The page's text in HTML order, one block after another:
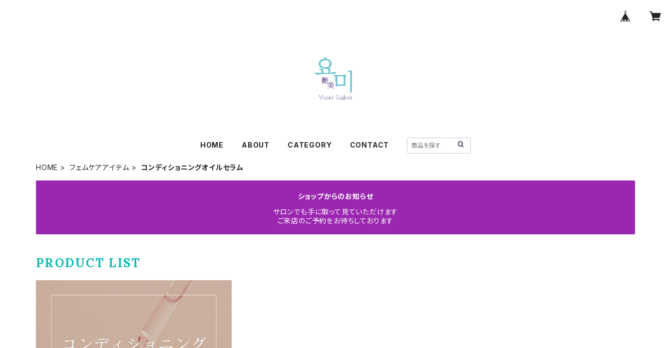
HOME ABOUT CATEGORY CONTACT
HOME フェムケアアイテム コンディショニングオイルセラム
ショップからのお知らせ
サロンでも手に取って見ていただけます
ご来店のご予約をお待ちしております
PRODUCT LIST